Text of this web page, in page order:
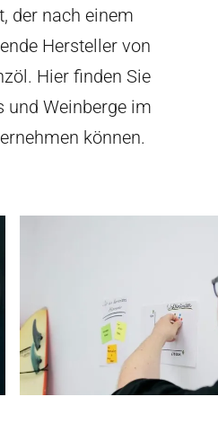
der nach einem
Hersteller von
Hier finden Sie
und Weinberge im
können.